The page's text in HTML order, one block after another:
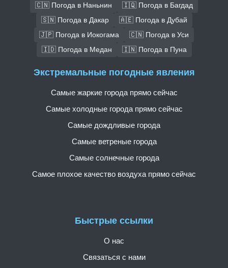
🇨🇳 Погода в Наньнин
🇮🇶 Погода в Багдад
🇸🇳 Погода в Дакар
🇦🇪 Погода в Дубай
🇯🇵 Погода в Иокогама
🇨🇳 Погода в Уси
🇮🇩 Погода в Медан
🇮🇳 Погода в Пуна
Быстрые ссылки
О нас
Связаться с нами
Экстремальные погодные явления
Самые жаркие города прямо сейчас
Самые холодные города прямо сейчас
Самые дождливые города
Самые ветреные города
Самые солнечные города
Самое плохое качество воздуха прямо сейчас